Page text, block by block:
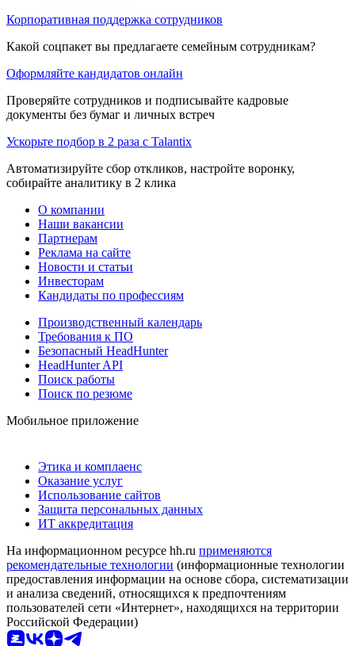
Корпоративная поддержка сотрудников
Какой соцпакет вы предлагаете семейным сотрудникам?
Оформляйте кандидатов онлайн
Проверяйте сотрудников и подписывайте кадровые
документы без бумаг и личных встреч
Ускорьте подбор в 2 раза с Talantix
Автоматизируйте сбор откликов, настройте воронку,
собирайте аналитику в 2 клика
О компании
Наши вакансии
Партнерам
Реклама на сайте
Новости и статьи
Инвесторам
Кандидаты по профессиям
Производственный календарь
Требования к ПО
Безопасный HeadHunter
HeadHunter API
Поиск работы
Поиск по резюме
Мобильное приложение
Этика и комплаенс
Оказание услуг
Использование сайтов
Защита персональных данных
ИТ аккредитация
На информационном ресурсе hh.ru применяются
рекомендательные технологии (информационные технологии
предоставления информации на основе сбора, систематизации
и анализа сведений, относящихся к предпочтениям
пользователей сети «Интернет», находящихся на территории
Российской Федерации)